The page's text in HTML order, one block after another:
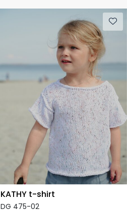
KATHY t-shirt
DG 475-02